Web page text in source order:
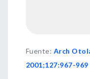
Fuente: Arch
2001;127:967-969